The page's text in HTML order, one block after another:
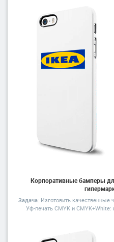
Подойдет для печати логотипов,
Подходит для печати на
Подходит создания
специальных эффектов:
При заказе тиража от 100 000 ₽
до18.12.23— дизайн в подарок!
в онлайн
Корпоративные бамперы
Задача: Изготовить качественные
Уф-печать CMYK и
белых